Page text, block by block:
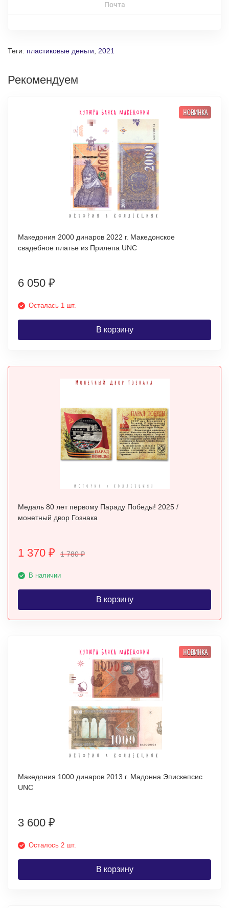
Почта
Теги: пластиковые деньги 2021
Рекомендуем
НОВИНКА
Македония 2000 динаров 2022 г. Македонское
свадебное платье из Прилепа UNC
6 050 ₽
Осталась 1 шт.
В корзину
Медаль 80 лет первому Параду Победы! 2025 /
монетный двор Гознака
1 370 ₽ 1 780₽
В наличии
В корзину
НОВИНКА
Македония 1000 динаров 2013 г. Мадонна Эпискепсис
UNC
3 600 ₽
Осталось 2 шт.
В корзину